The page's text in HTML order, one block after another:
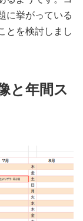
に挙がっている
とを検討しまし
と年間ス